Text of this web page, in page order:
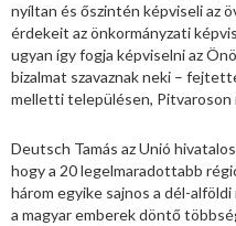
nyíltan és őszintén képviseli az
érdekeit az önkormányzati
ugyan így fogja képviselni az
bizalmat szavaznak neki –
melletti településen, Pitvaroson
Deutsch Tamás az Unió
hogy a 20 legelmaradottabb
három egyike sajnos a dél-
a magyar emberek döntő